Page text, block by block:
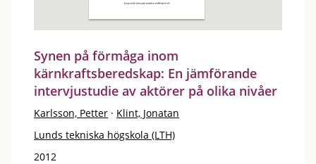
Synen på förmåga inom
kärnkraftsberedskap: En jämförande
intervjustudie av aktörer på olika nivåer
Karlsson, Petter · Klint, Jonatan
Lunds tekniska högskola (LTH)
2012